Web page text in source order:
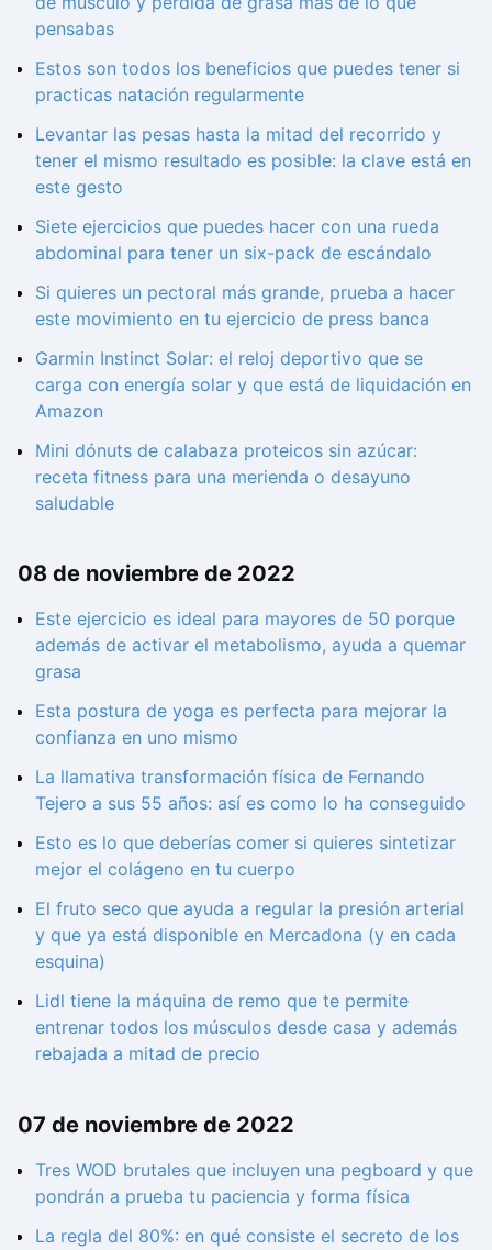
pensabas
Estos son todos los beneficios que puedes tener si
practicas natación regularmente
Levantar las pesas hasta la mitad del recorrido y
tener el mismo resultado es posible: la clave está en
este gesto
Siete ejercicios que puedes hacer con una rueda
abdominal para tener un six-pack de escándalo
Si quieres un pectoral más grande, prueba a hacer
este movimiento en tu ejercicio de press banca
Garmin Instinct Solar: el reloj deportivo que se
carga con energía solar y que está de liquidación en
Amazon
Mini dónuts de calabaza proteicos sin azúcar:
receta fitness para una merienda o desayuno
saludable
08 de noviembre de 2022
Este ejercicio es ideal para mayores de 50 porque
además de activar el metabolismo, ayuda a quemar
grasa
Esta postura de yoga es perfecta para mejorar la
confianza en uno mismo
La llamativa transformación física de Fernando
Tejero a sus 55 años: así es como lo ha conseguido
Esto es lo que deberías comer si quieres sintetizar
mejor el colágeno en tu cuerpo
El fruto seco que ayuda a regular la presión arterial
y que ya está disponible en Mercadona (y en cada
esquina)
Lidl tiene la máquina de remo que te permite
entrenar todos los músculos desde casa y además
rebajada a mitad de precio
07 de noviembre de 2022
Tres WOD brutales que incluyen una pegboard y que
pondrán a prueba tu paciencia y forma física
La regla del 80%: en qué consiste el secreto de los